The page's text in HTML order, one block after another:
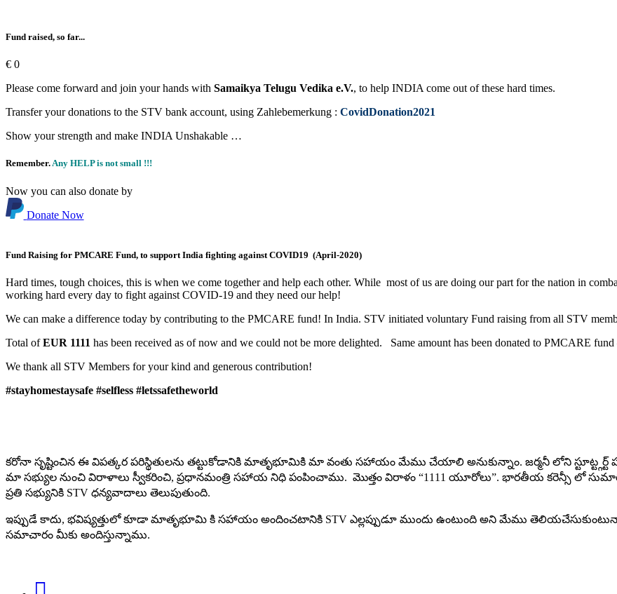
Fund raised, so far...
€ 0
Please come forward and join your hands with Samaikya Telugu Vedika e.V., to help INDIA come out of these hard times.
Transfer your donations to the STV bank account, using Zahlebemerkung : CovidDonation2021
Show your strength and make INDIA Unshakable …
Remember.Any HELP is not small !!!
Now you can also donate by
Donate Now
Fund Raising for PMCARE Fund, to support India fighting against COVID19 (April-2020)
Hard times, tough choices, this is when we come together and help each other. While most of us are doing our part for the nation in
working hard every day to fight against COVID-19 and they need our help!
We can make a difference today by contributing to the PMCARE fund! In India. STV initiated voluntary Fund raising from all STV
Total ofEUR 1111 has been received as of now and we could not be more delighted. Same amount has been donated to PMCARE fund
We thank all STV Members for your kind and generous contribution!
#stayhomestaysafe #selfless #letssafetheworld
కరోనా సృష్టించిన ఈ విపత్కర పరిస్థితులను తట్టుకోడానికి మాతృభూమికి మా వంతు సహాయం మేము చేయాలి అనుకున్నాం. జర్మనీ లోని స్టూట్ట్గర్ట్
మా సభ్యుల నుంచి విరాళాలు స్వీకరించి, ప్రధానమంత్రి సహాయ నిధి పంపించాము. మొత్తం విరాళం “1111 యూరోలు”. భారతీయ కరెన్సీ లో
ప్రతి సభ్యునికి STV ధన్యవాదాలు తెలుపుతుంది.
ఇప్పుడే కాదు, భవిష్యత్తులో కూడా మాతృభూమి కి సహాయం అందించటానికి STV ఎల్లప్పుడూ ముందు ఉంటుంది అని మేము
సమాచారం మీకు అందిస్తున్నాము.